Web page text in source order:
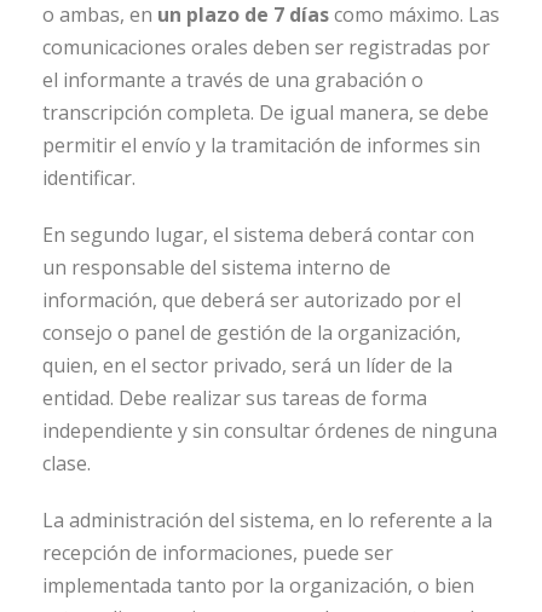
o ambas, en un plazo de 7 díascomo máximo. Las
comunicaciones orales deben ser registradas por
el informante a través de una grabación o
transcripción completa. De igual manera, se debe
permitir el envío y la tramitación de informes sin
identificar.
En segundo lugar, el sistema deberá contar con
un responsable del sistema interno de
información, que deberá ser autorizado por el
consejo o panel de gestión de la organización,
quien, en el sector privado, será un líder de la
entidad. Debe realizar sus tareas de forma
independiente y sin consultar órdenes de ninguna
clase.
La administración del sistema, en lo referente a la
recepción de informaciones, puede ser
implementada tanto por la organización, o bien